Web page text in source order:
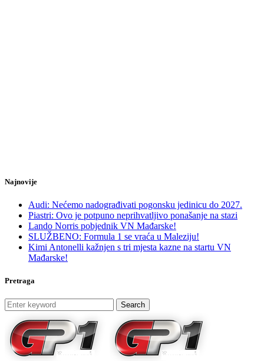
Najnovije
Audi: Nećemo nadograđivati pogonsku jedinicu do 2027.
Piastri: Ovo je potpuno neprihvatljivo ponašanje na stazi
Lando Norris pobjednik VN Mađarske!
SLUŽBENO: Formula 1 se vraća u Maleziju!
Kimi Antonelli kažnjen s tri mjesta kazne na startu VN
Mađarske!
Pretraga
Search